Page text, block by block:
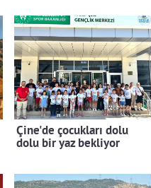
Çine'de çocukları dolu
dolu bir yaz bekliyor